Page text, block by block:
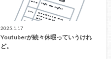
2025.1.17
Youtuberが続々休暇っていうけれ
ど。